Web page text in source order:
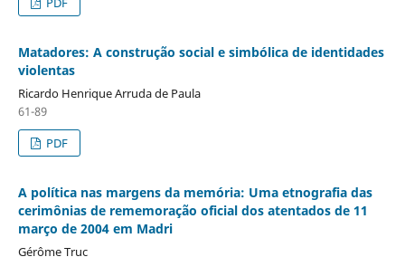
Matadores: A construção social e simbólica de identidades
violentas
Ricardo Henrique Arruda de Paula
61-89
PDF
A política nas margens da memória: Uma etnografia das
cerimônias de rememoração oficial dos atentados de 11
março de 2004 em Madri
Gérôme Truc